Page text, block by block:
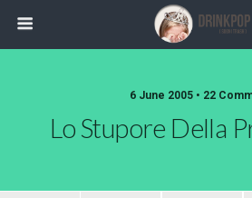
6 June 2005 • 22
Lo Stupore Della